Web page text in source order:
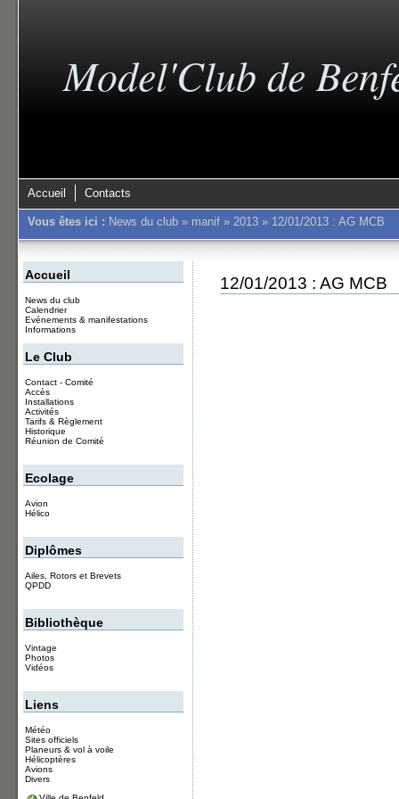
Model'Club de
Accueil Contacts
Vous êtes ici : News du club» manif» 2013» 12/01/2013 : AG MCB
12/01/2013 : AG MCB
Accueil
News du club
Calendrier
Evénements & manifestations
Informations
Le Club
Contact - Comité
Accès
Installations
Activités
Tarifs & Règlement
Historique
Réunion de Comité
Ecolage
Avion
Hélico
Diplômes
Ailes, Rotors et Brevets
QPDD
Bibliothèque
Vintage
Photos
Vidéos
Liens
Météo
Sites officiels
Planeurs & vol à voile
Hélicoptères
Avions
Divers